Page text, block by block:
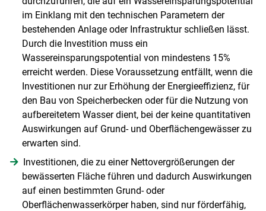
im Einklang mit den technischen Parametern der
bestehenden Anlage oder Infrastruktur schließen lässt.
Durch die Investition muss ein
Wassereinsparungspotential von mindestens 15%
erreicht werden. Diese Voraussetzung entfällt, wenn die
Investitionen nur zur Erhöhung der Energieeffizienz, für
den Bau von Speicherbecken oder für die Nutzung von
aufbereitetem Wasser dient, bei der keine quantitativen
Auswirkungen auf Grund- und Oberflächengewässer zu
erwarten sind.
Investitionen, die zu einer Nettovergrößerungen der
bewässerten Fläche führen und dadurch Auswirkungen
auf einen bestimmten Grund- oder
Oberflächenwasserkörper haben, sind nur förderfähig,